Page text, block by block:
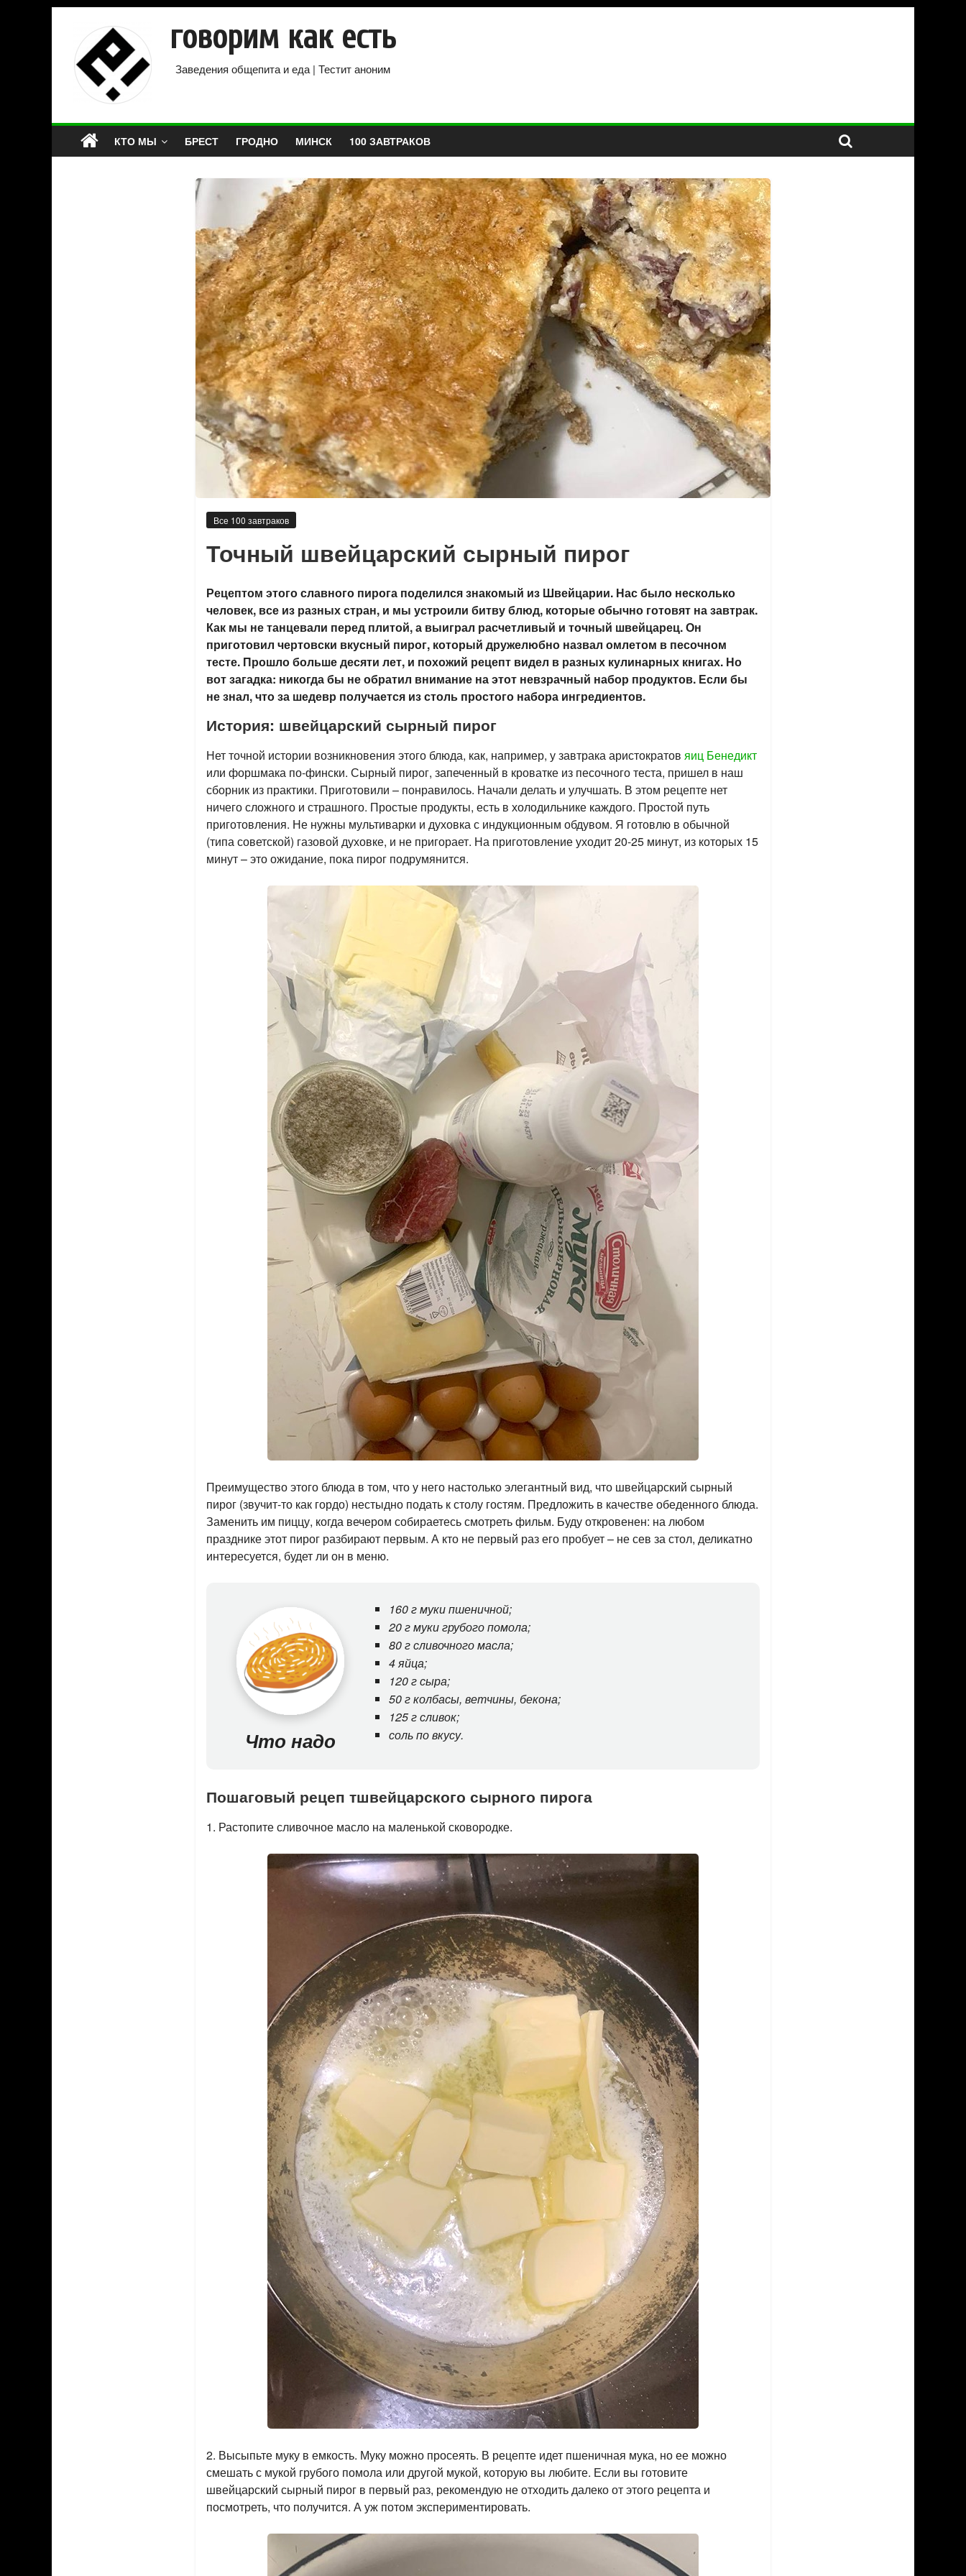
говорим как есть
Заведения общепита и еда | Тестит аноним
КТО МЫ БРЕСТ ГРОДНО МИНСК 100 ЗАВТРАКОВ
Все 100 завтраков
Точный швейцарский сырный пирог
Рецептом этого славного пирога поделился знакомый из Швейцарии. Нас было несколько
человек, все из разных стран, и мы устроили битву блюд, которые обычно готовят на завтрак.
Как мы не танцевали перед плитой, а выиграл расчетливый и точный швейцарец. Он
приготовил чертовски вкусный пирог, который дружелюбно назвал омлетом в песочном
тесте. Прошло больше десяти лет, и похожий рецепт видел в разных кулинарных книгах. Но
вот загадка: никогда бы не обратил внимание на этот невзрачный набор продуктов. Если бы
не знал, что за шедевр получается из столь простого набора ингредиентов.
История: швейцарский сырный пирог
Нет точной истории возникновения этого блюда, как, например, у завтрака аристократов яиц Бенедикт
или форшмака по-фински. Сырный пирог, запеченный в кроватке из песочного теста, пришел в наш
сборник из практики. Приготовили – понравилось. Начали делать и улучшать. В этом рецепте нет
ничего сложного и страшного. Простые продукты, есть в холодильнике каждого. Простой путь
приготовления. Не нужны мультиварки и духовка с индукционным обдувом. Я готовлю в обычной
(типа советской) газовой духовке, и не пригорает. На приготовление уходит 20-25 минут, из которых 15
минут – это ожидание, пока пирог подрумянится.
Преимущество этого блюда в том, что у него настолько элегантный вид, что швейцарский сырный
пирог (звучит-то как гордо) нестыдно подать к столу гостям. Предложить в качестве обеденного блюда.
Заменить им пиццу, когда вечером собираетесь смотреть фильм. Буду откровенен: на любом
празднике этот пирог разбирают первым. А кто не первый раз его пробует – не сев за стол, деликатно
интересуется, будет ли он в меню.
Что надо
160 г муки пшеничной;
20 г муки грубого помола;
80 г сливочного масла;
4 яйца;
120 г сыра;
50 г колбасы, ветчины, бекона;
125 г сливок;
соль по вкусу.
Пошаговый рецеп тшвейцарского сырного пирога
1. Растопите сливочное масло на маленькой сковородке.
2. Высыпьте муку в емкость. Муку можно просеять. В рецепте идет пшеничная мука, но ее можно
смешать с мукой грубого помола или другой мукой, которую вы любите. Если вы готовите
швейцарский сырный пирог в первый раз, рекомендую не отходить далеко от этого рецепта и
посмотреть, что получится. А уж потом экспериментировать.